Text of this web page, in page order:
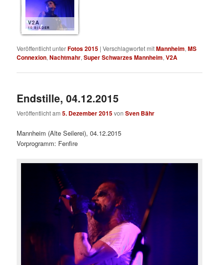
V2A
10 BILDER
Veröffentlicht unterFotos 2015 |Verschlagwortet mitMannheim,MS
Connexion,Nachtmahr,Super Schwarzes Mannheim,V2A
Endstille, 04.12.2015
Veröffentlicht am5. Dezember 2015vonSven Bähr
Mannheim (Alte Seilerei), 04.12.2015
Vorprogramm: Fenfire